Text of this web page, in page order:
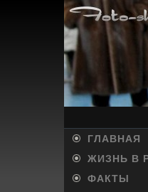
ГЛАВНАЯ
ЖИЗНЬ В
ФАКТЫ